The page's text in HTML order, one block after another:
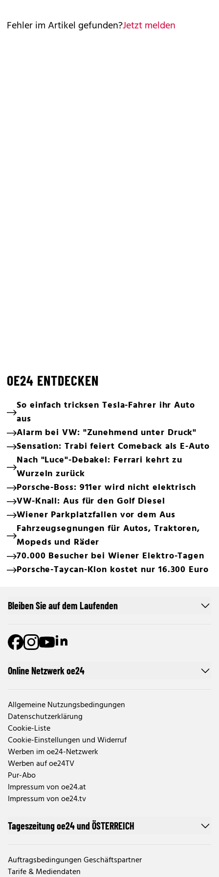
Fehler im Artikel gefunden?Jetzt melden
OE24 ENTDECKEN
So einfach tricksen Tesla-Fahrer ihr Auto
aus
Alarm bei VW: "Zunehmend unter Druck"
Sensation: Trabi feiert Comeback als E-Auto
Nach "Luce"-Debakel: Ferrari kehrt zu
Wurzeln zurück
Porsche-Boss: 911er wird nicht elektrisch
VW-Knall: Aus für den Golf Diesel
Wiener Parkplatzfallen vor dem Aus
Fahrzeugsegnungen für Autos, Traktoren,
Mopeds und Räder
70.000 Besucher bei Wiener Elektro-Tagen
Porsche-Taycan-Klon kostet nur 16.300 Euro
Online Netzwerk oe24
Allgemeine Nutzungsbedingungen
Datenschutzerklärung
Cookie-Liste
Cookie-Einstellungen und Widerruf
Werben im oe24-Netzwerk
Werben auf oe24TV
Pur-Abo
Impressum von oe24.at
Impressum von oe24.tv
Tageszeitung oe24 und ÖSTERREICH
Auftragsbedingungen Geschäftspartner
Tarife & Mediendaten
Bleiben Sie auf dem Laufenden